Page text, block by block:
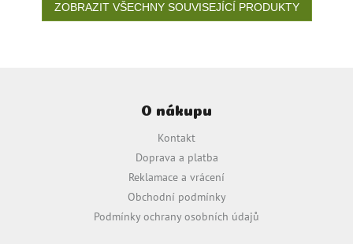
ZOBRAZIT VŠECHNY SOUVISEJÍCÍ PRODUKTY
O nákupu
Kontakt
Doprava a platba
Reklamace a vrácení
Obchodní podmínky
Podmínky ochrany osobních údajů